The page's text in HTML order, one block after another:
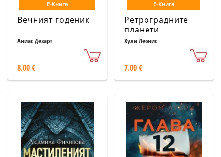
Е-Книга
Вечният годеник
Аниас Дезарт
8.00 €
Е-Книга
Ретроградните
планети
Хули Леонис
7.00 €